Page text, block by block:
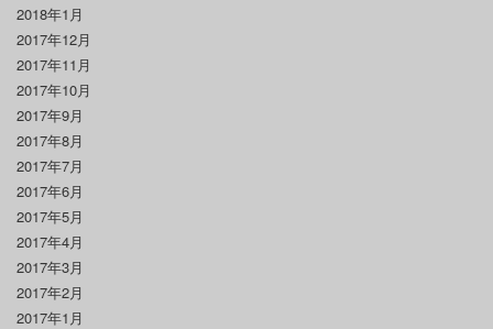
2018年1月
2017年12月
2017年11月
2017年10月
2017年9月
2017年8月
2017年7月
2017年6月
2017年5月
2017年4月
2017年3月
2017年2月
2017年1月